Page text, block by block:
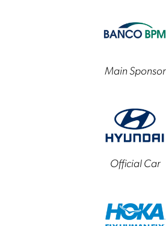
Main Sponsor
Official Car